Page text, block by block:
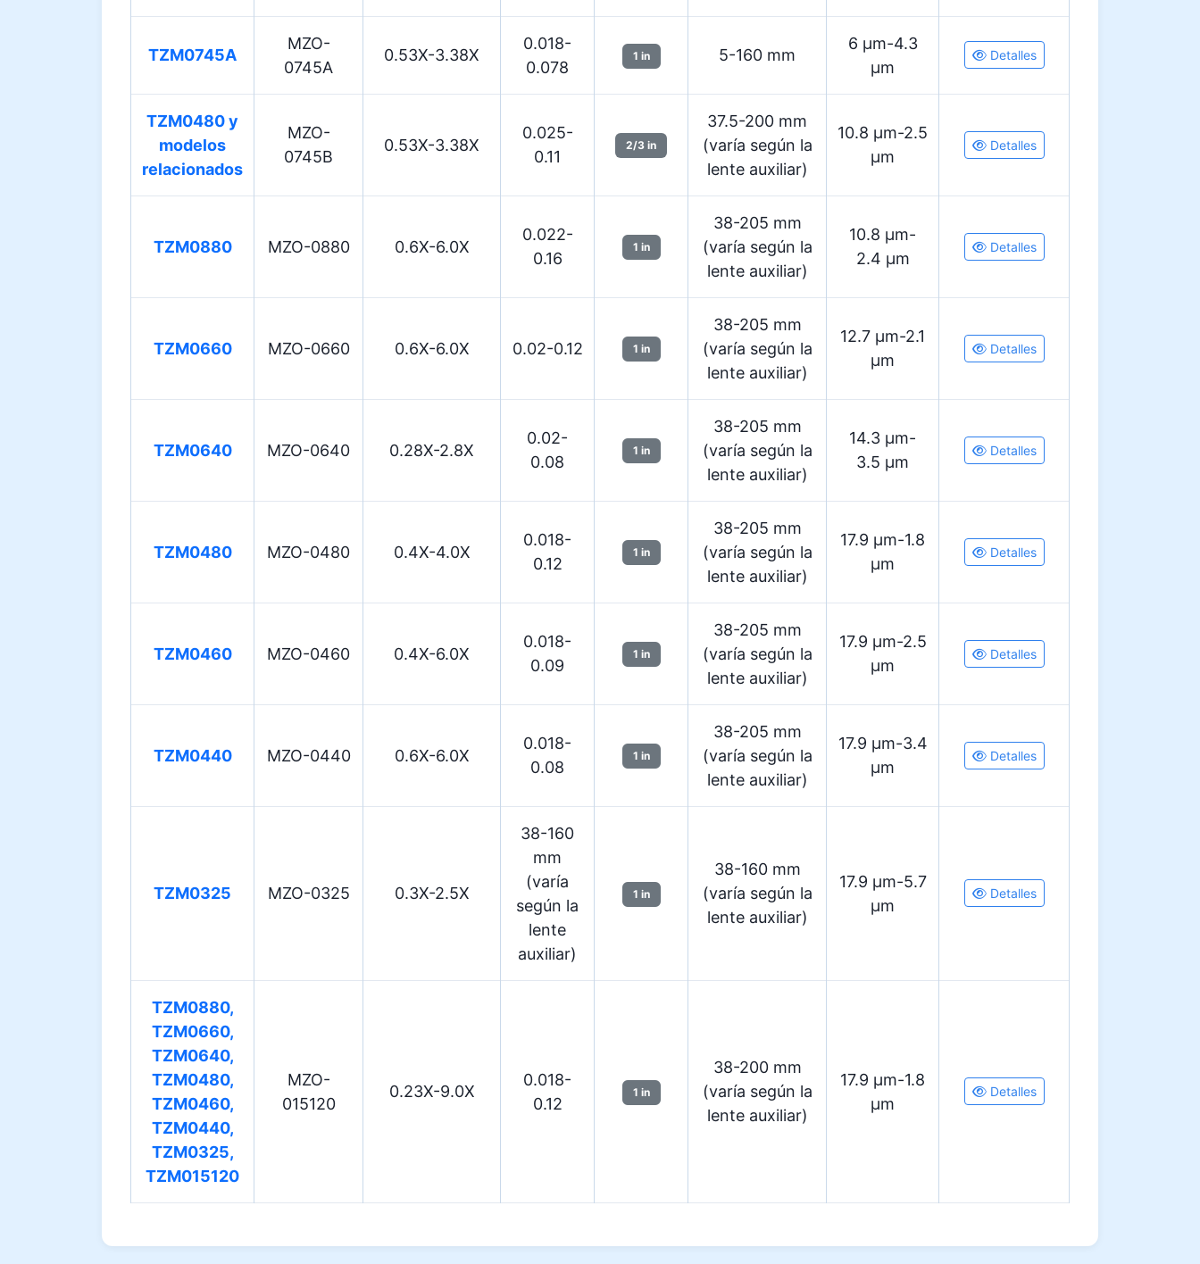
TZM0745A
MZO-
0745A
0.53X-3.38X
0.018-
0.078
1 in 5-160 mm
6 µm-4.3
µm
Detalles
TZM0480 y
modelos
relacionados
MZO-
0745B
0.53X-3.38X
0.025-
0.11
2/3 in
37.5-200 mm
(varía según la
lente auxiliar)
10.8 µm-2.5
µm
Detalles
TZM0880 MZO-0880 0.6X-6.0X
0.022-
0.16
1 in
38-205 mm
(varía según la
lente auxiliar)
10.8 µm-
2.4 µm
Detalles
TZM0660 MZO-0660 0.6X-6.0X 0.02-0.12 1 in
38-205 mm
(varía según la
lente auxiliar)
12.7 µm-2.1
µm
Detalles
TZM0640 MZO-0640 0.28X-2.8X
0.02-
0.08
1 in
38-205 mm
(varía según la
lente auxiliar)
14.3 µm-
3.5 µm
Detalles
TZM0480 MZO-0480 0.4X-4.0X
0.018-
0.12
1 in
38-205 mm
(varía según la
lente auxiliar)
17.9 µm-1.8
µm
Detalles
TZM0460 MZO-0460 0.4X-6.0X
0.018-
0.09
1 in
38-205 mm
(varía según la
lente auxiliar)
17.9 µm-2.5
µm
Detalles
TZM0440 MZO-0440 0.6X-6.0X
0.018-
0.08
1 in
38-205 mm
(varía según la
lente auxiliar)
17.9 µm-3.4
µm
Detalles
TZM0325 MZO-0325 0.3X-2.5X
38-160
mm
(varía
según la
lente
auxiliar)
1 in
38-160 mm
(varía según la
lente auxiliar)
17.9 µm-5.7
µm
Detalles
TZM0880,
TZM0660,
TZM0640,
TZM0480,
TZM0460,
TZM0440,
TZM0325,
TZM015120
MZO-
015120
0.23X-9.0X
0.018-
0.12
1 in
38-200 mm
(varía según la
lente auxiliar)
17.9 µm-1.8
µm
Detalles